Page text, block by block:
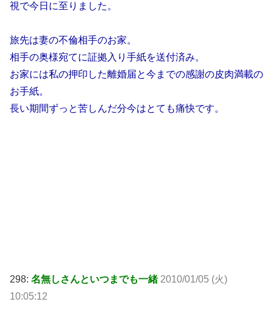
視で今日に至りました。
旅先は妻の不倫相手のお家。
相手の奥様宛てに証拠入り手紙を送付済み。
お家には私の押印した離婚届と今までの感謝の皮肉満載の
お手紙。
長い期間ずっと苦しんだ分今はとても痛快です。
298: 名無しさんといつまでも一緒 2010/01/05 (火)
10:05:12